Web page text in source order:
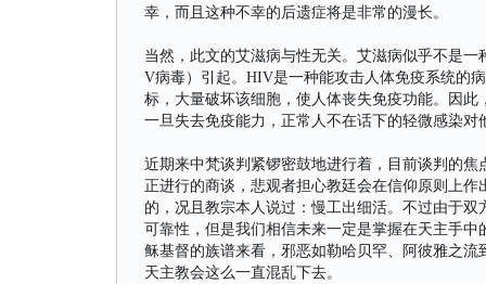
幸，而且这种不幸的后遗症将是非常的漫长。
当然，此文的艾滋病与性无关。艾滋病似乎不是
V病毒）引起。HIV是一种能攻击人体免疫系统的
标，大量破坏该细胞，使人体丧失免疫功能。因
一旦失去免疫能力，正常人不在话下的轻微感染对
近期来中梵谈判紧锣密鼓地进行着，目前谈判的
正进行的商谈，悲观者担心教廷会在信仰原则上
的，况且教宗本人说过：慢工出细活。不过由于
可靠性，但是我们相信未来一定是掌握在天主手
稣基督的族谱来看，邪恶如勒哈贝罕、阿彼雅之
天主教会这么一直混乱下去。